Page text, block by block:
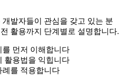
발자들이 관심을 갖고 있는 분
활용까지 단계별로 설명합니다.
먼저 이해합니다
활용법을 익힙니다
례를 적용합니다